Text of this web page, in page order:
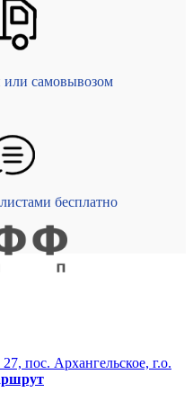
или самовывозом
бесплатно
пос. Архангельское, г.о.